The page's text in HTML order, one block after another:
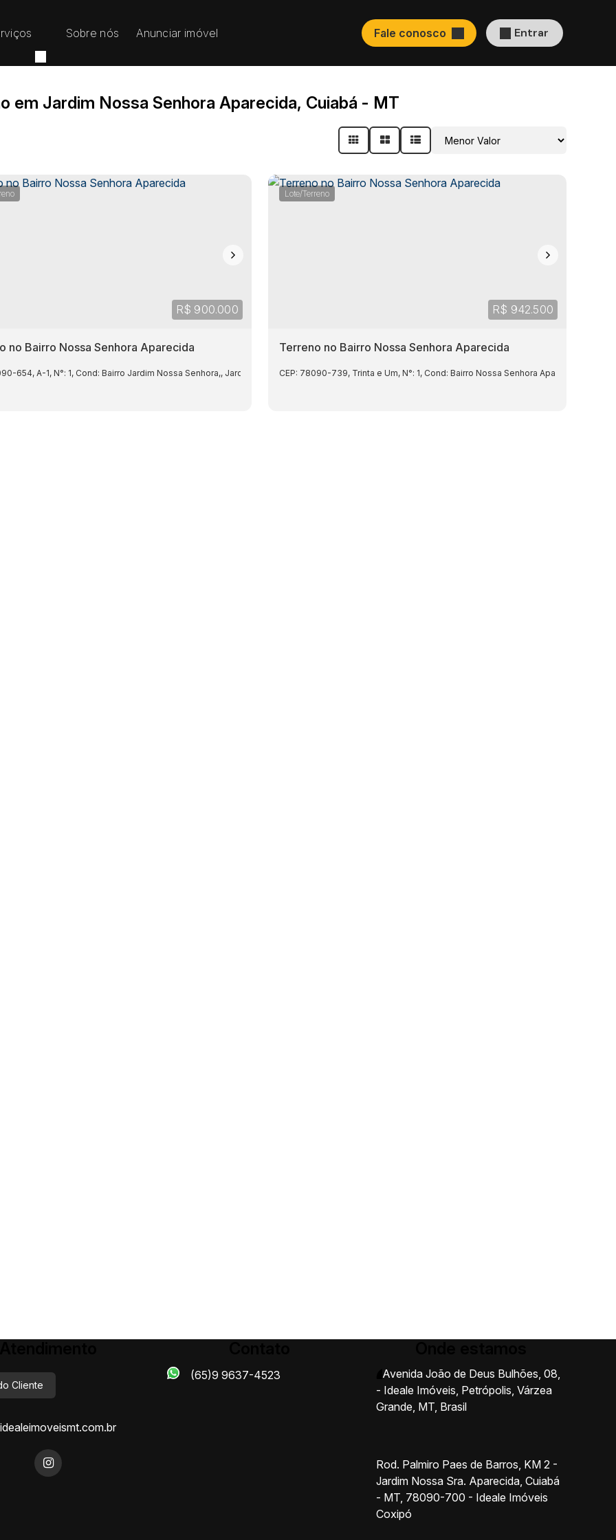
Entrar
Fale conosco
Anunciar imóvel
Sobre nós
em Jardim Nossa Senhora Aparecida, Cuiabá - MT
R$ 900.000
no Bairro Nossa Senhora Aparecida
654, A-1, N°: 1, Cond: Bairro Jardim Nossa Senhora,, Jardim Nossa Senhora Aparecida ,Cuiabá,Mato Grosso,Brasil
Lote/Terreno
R$ 942.500
Terreno no Bairro Nossa Senhora Aparecida
CEP: 78090-739, Trinta e Um, N°: 1, Cond: Bairro Nossa Senhora Aparecida,
Cliente
(65)9 9637-4523 Avenida João de Deus Bulhões, 08,
- Ideale Imóveis, Petrópolis, Várzea
Grande, MT, Brasil
Rod. Palmiro Paes de Barros, KM 2 -
Jardim Nossa Sra. Aparecida, Cuiabá
- MT, 78090-700 - Ideale Imóveis
Coxipó